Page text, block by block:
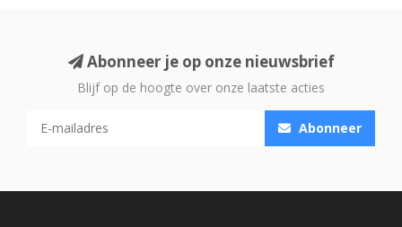
Abonneer je op onze nieuwsbrief
Blijf op de hoogte over onze laatste acties
Abonneer